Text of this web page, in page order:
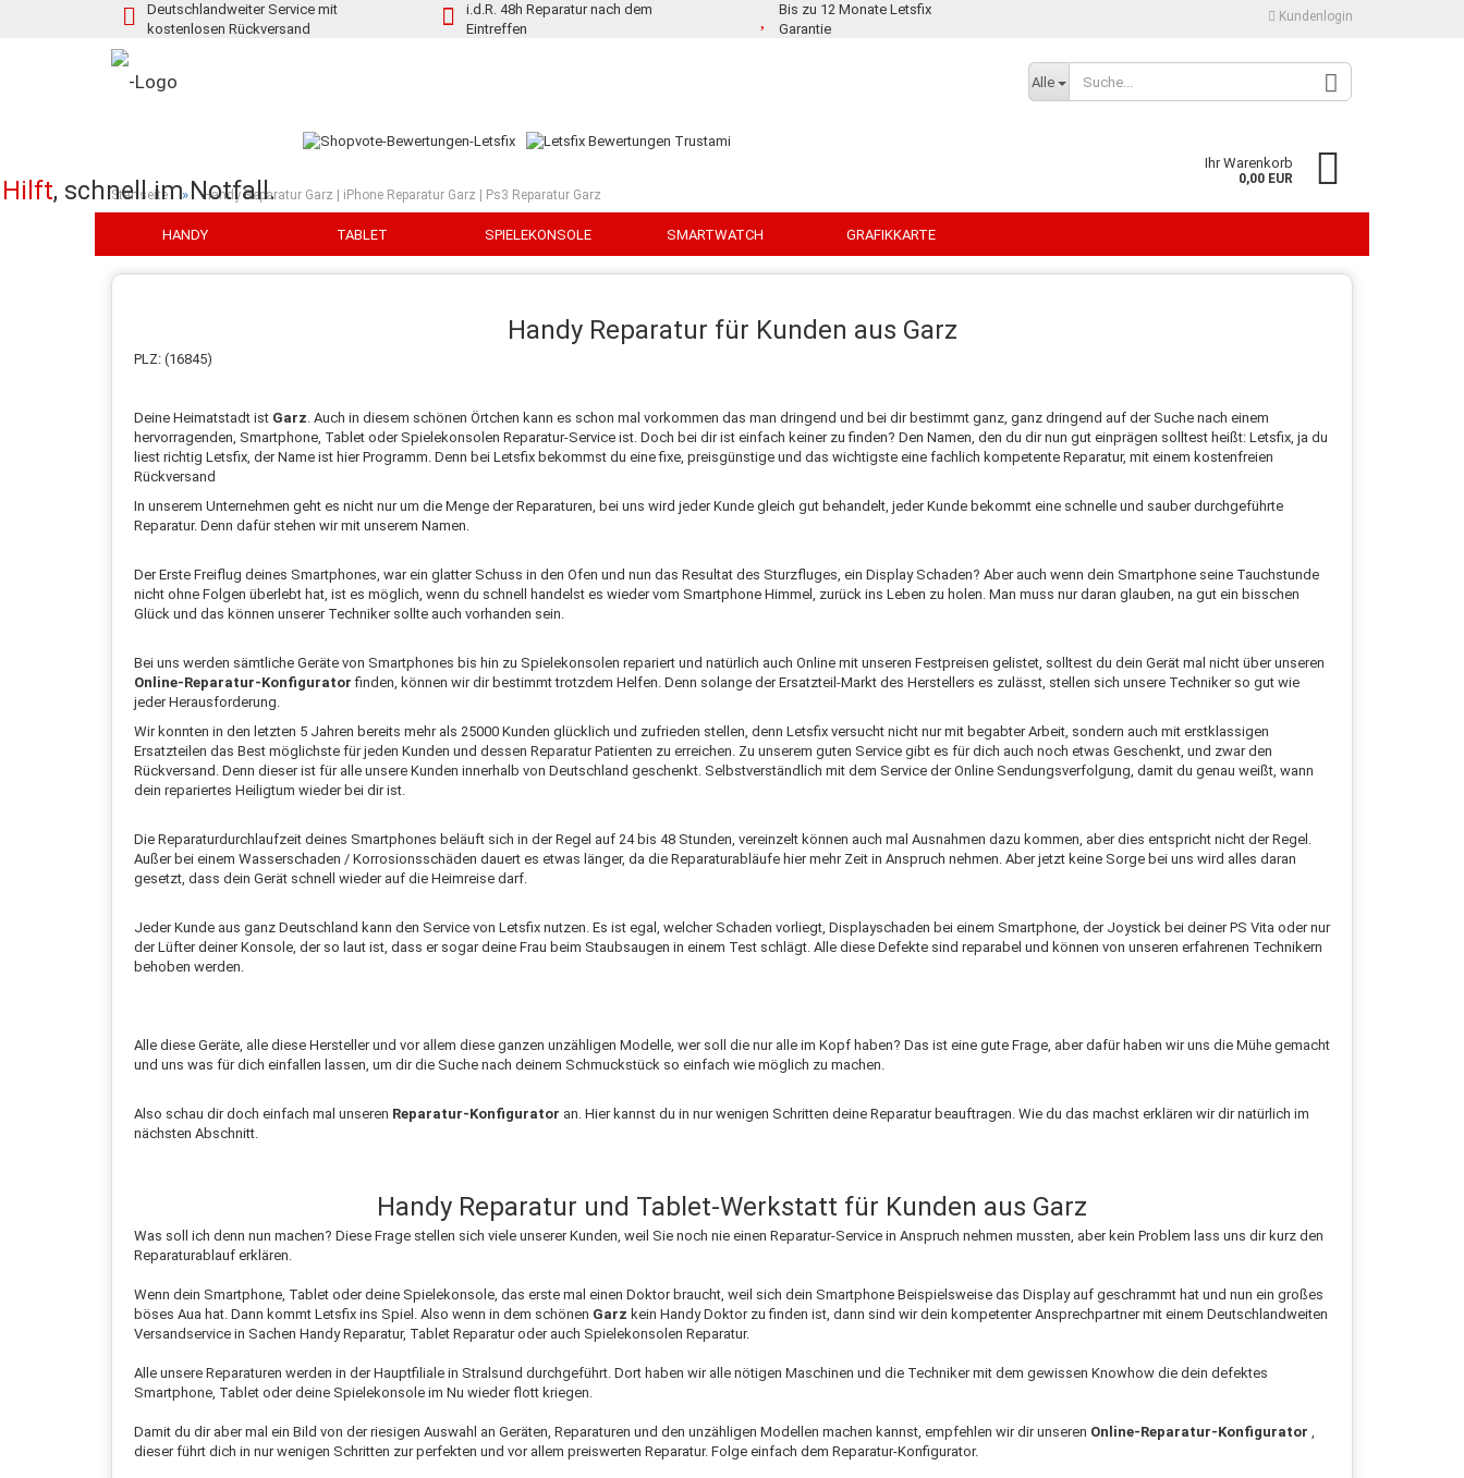
Deutschlandweiter Service mit
kostenlosen Rückversand
i.d.R. 48h Reparatur nach dem
Eintreffen
Bis zu 12 Monate Letsfix
Garantie
Kundenlogin
Alle
Hilft, schnell im Notfall.
Ihr Warenkorb
0,00 EUR
HANDY TABLET SPIELEKONSOLE SMARTWATCH GRAFIKKARTE
Startseite » Handy Reparatur Garz | iPhone Reparatur Garz | Ps3 Reparatur Garz
Handy Reparatur für Kunden aus Garz
PLZ: (16845)
Deine Heimatstadt ist Garz . Auch in diesem schönen Örtchen kann es schon mal vorkommen das man dringend und bei dir bestimmt ganz, ganz dringend auf der Suche nach einem
hervorragenden, Smartphone, Tablet oder Spielekonsolen Reparatur-Service ist. Doch bei dir ist einfach keiner zu finden? Den Namen, den du dir nun gut einprägen solltest heißt: Letsfix, ja du
liest richtig Letsfix, der Name ist hier Programm. Denn bei Letsfix bekommst du eine fixe, preisgünstige und das wichtigste eine fachlich kompetente Reparatur, mit einem kostenfreien
Rückversand
In unserem Unternehmen geht es nicht nur um die Menge der Reparaturen, bei uns wird jeder Kunde gleich gut behandelt, jeder Kunde bekommt eine schnelle und sauber durchgeführte
Reparatur. Denn dafür stehen wir mit unserem Namen.
Der Erste Freiflug deines Smartphones, war ein glatter Schuss in den Ofen und nun das Resultat des Sturzfluges, ein Display Schaden? Aber auch wenn dein Smartphone seine Tauchstunde
nicht ohne Folgen überlebt hat, ist es möglich, wenn du schnell handelst es wieder vom Smartphone Himmel, zurück ins Leben zu holen. Man muss nur daran glauben, na gut ein bisschen
Glück und das können unserer Techniker sollte auch vorhanden sein.
Bei uns werden sämtliche Geräte von Smartphones bis hin zu Spielekonsolen repariert und natürlich auch Online mit unseren Festpreisen gelistet, solltest du dein Gerät mal nicht über unseren
Online-Reparatur-Konfigurator finden, können wir dir bestimmt trotzdem Helfen. Denn solange der Ersatzteil-Markt des Herstellers es zulässt, stellen sich unsere Techniker so gut wie
jeder Herausforderung.
Wir konnten in den letzten 5 Jahren bereits mehr als 25000 Kunden glücklich und zufrieden stellen, denn Letsfix versucht nicht nur mit begabter Arbeit, sondern auch mit erstklassigen
Ersatzteilen das Best möglichste für jeden Kunden und dessen Reparatur Patienten zu erreichen. Zu unserem guten Service gibt es für dich auch noch etwas Geschenkt, und zwar den
Rückversand. Denn dieser ist für alle unsere Kunden innerhalb von Deutschland geschenkt. Selbstverständlich mit dem Service der Online Sendungsverfolgung, damit du genau weißt, wann
dein repariertes Heiligtum wieder bei dir ist.
Die Reparaturdurchlaufzeit deines Smartphones beläuft sich in der Regel auf 24 bis 48 Stunden, vereinzelt können auch mal Ausnahmen dazu kommen, aber dies entspricht nicht der Regel.
Außer bei einem Wasserschaden / Korrosionsschäden dauert es etwas länger, da die Reparaturabläufe hier mehr Zeit in Anspruch nehmen. Aber jetzt keine Sorge bei uns wird alles daran
gesetzt, dass dein Gerät schnell wieder auf die Heimreise darf.
Jeder Kunde aus ganz Deutschland kann den Service von Letsfix nutzen. Es ist egal, welcher Schaden vorliegt, Displayschaden bei einem Smartphone, der Joystick bei deiner PS Vita oder nur
der Lüfter deiner Konsole, der so laut ist, dass er sogar deine Frau beim Staubsaugen in einem Test schlägt. Alle diese Defekte sind reparabel und können von unseren erfahrenen Technikern
behoben werden.
Alle diese Geräte, alle diese Hersteller und vor allem diese ganzen unzähligen Modelle, wer soll die nur alle im Kopf haben? Das ist eine gute Frage, aber dafür haben wir uns die Mühe gemacht
und uns was für dich einfallen lassen, um dir die Suche nach deinem Schmuckstück so einfach wie möglich zu machen.
Also schau dir doch einfach mal unseren Reparatur-Konfigurator an. Hier kannst du in nur wenigen Schritten deine Reparatur beauftragen. Wie du das machst erklären wir dir natürlich im
nächsten Abschnitt.
Handy Reparatur und Tablet-Werkstatt für Kunden aus Garz
Was soll ich denn nun machen? Diese Frage stellen sich viele unserer Kunden, weil Sie noch nie einen Reparatur-Service in Anspruch nehmen mussten, aber kein Problem lass uns dir kurz den
Reparaturablauf erklären.
Wenn dein Smartphone, Tablet oder deine Spielekonsole, das erste mal einen Doktor braucht, weil sich dein Smartphone Beispielsweise das Display auf geschrammt hat und nun ein großes
böses Aua hat. Dann kommt Letsfix ins Spiel. Also wenn in dem schönen Garz kein Handy Doktor zu finden ist, dann sind wir dein kompetenter Ansprechpartner mit einem Deutschlandweiten
Versandservice in Sachen Handy Reparatur, Tablet Reparatur oder auch Spielekonsolen Reparatur.
Alle unsere Reparaturen werden in der Hauptfiliale in Stralsund durchgeführt. Dort haben wir alle nötigen Maschinen und die Techniker mit dem gewissen Knowhow die dein defektes
Smartphone, Tablet oder deine Spielekonsole im Nu wieder flott kriegen.
Damit du dir aber mal ein Bild von der riesigen Auswahl an Geräten, Reparaturen und den unzähligen Modellen machen kannst, empfehlen wir dir unseren Online-Reparatur-Konfigurator
dieser führt dich in nur wenigen Schritten zur perfekten und vor allem preiswerten Reparatur. Folge einfach dem Reparatur-Konfigurator.